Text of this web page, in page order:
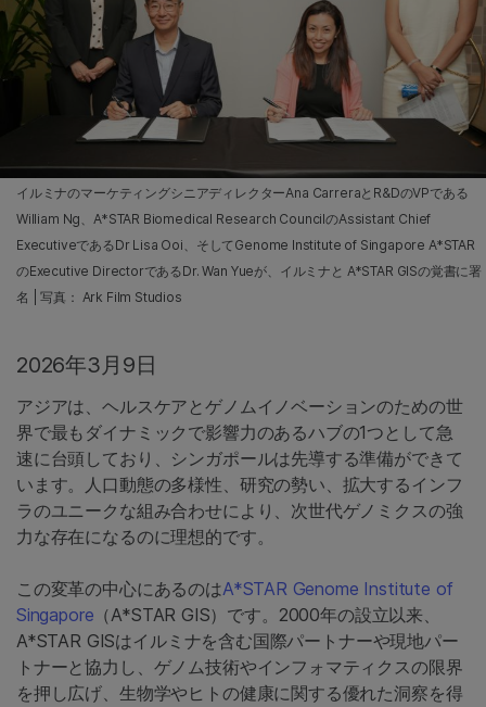
イルミナのマーケティングシニアディレクターAna CarreraとR&DのVPである
William Ng、A*STAR Biomedical Research CouncilのAssistant Chief
ExecutiveであるDr Lisa Ooi、そしてGenome Institute of Singapore A*STAR
のExecutive DirectorであるDr. Wan Yueが、イルミナと A*STAR GISの覚書に署
名 | 写真： Ark Film Studios
2026年3月9日
アジアは、ヘルスケアとゲノムイノベーションのための世
界で最もダイナミックで影響力のあるハブの1つとして急
速に台頭しており、シンガポールは先導する準備ができて
います。人口動態の多様性、研究の勢い、拡大するインフ
ラのユニークな組み合わせにより、次世代ゲノミクスの強
力な存在になるのに理想的です。
この変革の中心にあるのはA*STAR Genome Institute of
Singapore （A*STAR GIS）です。2000年の設立以来、
A*STAR GISはイルミナを含む国際パートナーや現地パー
トナーと協力し、ゲノム技術やインフォマティクスの限界
を押し広げ、生物学やヒトの健康に関する優れた洞察を得